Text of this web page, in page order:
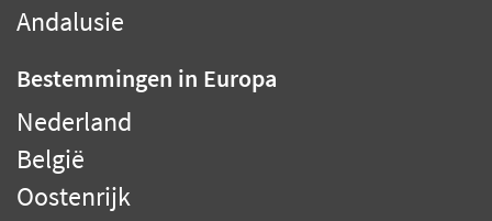
Andalusie
Bestemmingen in Europa
Nederland
België
Oostenrijk